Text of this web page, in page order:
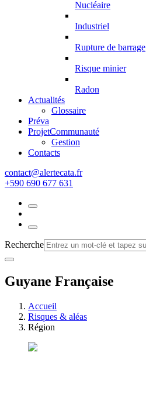
Nucléaire
Industriel
Rupture de barrage
Risque minier
Radon
Actualités
Glossaire
Préva
ProjetCommunauté
Gestion
Contacts
rf.atacetrela@tcatnoc
+590 690 677 631
Recherche
Guyane Française
Accueil
Risques & aléas
Région